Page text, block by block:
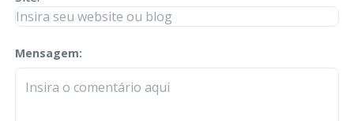
Mensagem:
check-terms